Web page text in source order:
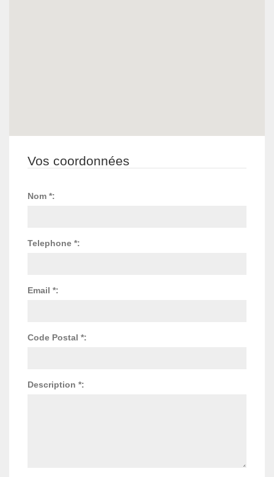
Vos coordonnées
Nom *:
Telephone *:
Email *:
Code Postal *:
Description *: